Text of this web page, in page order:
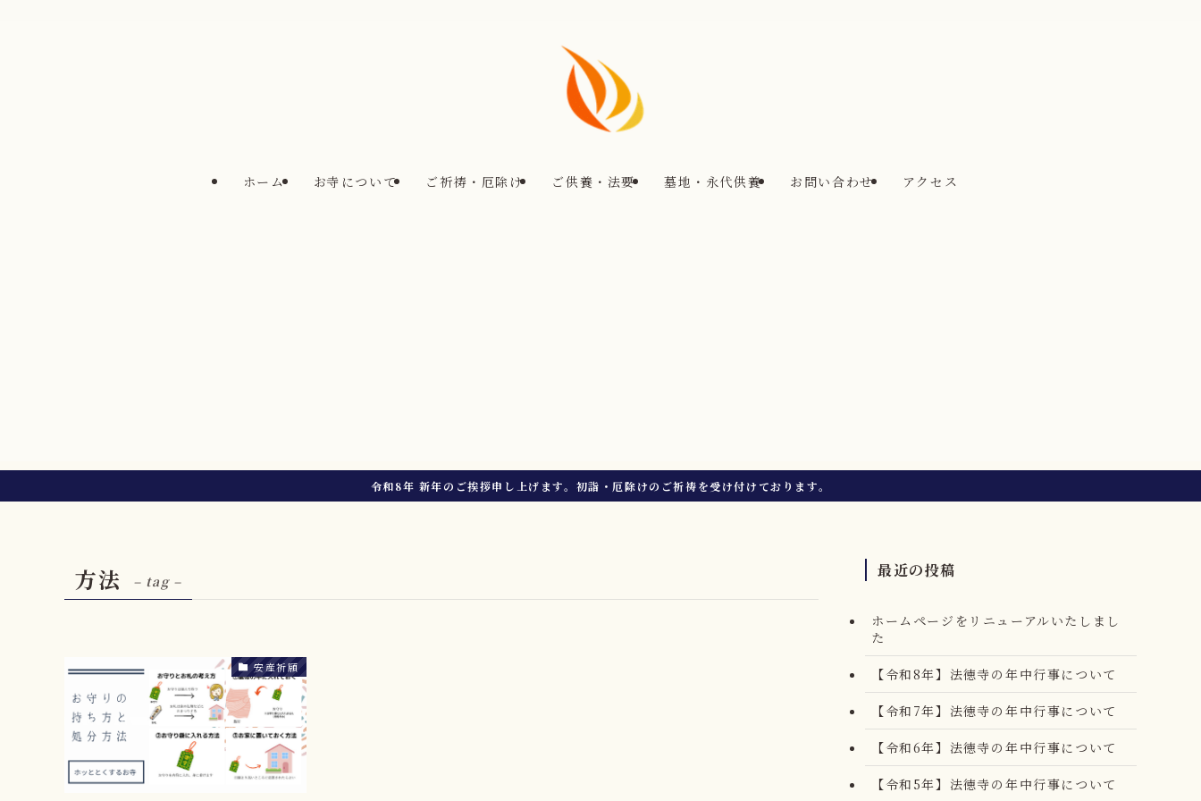
ホーム お寺について ご祈祷・厄除け ご供養・法要 墓地・永代供養 お問い合わせ アクセス
令和8年 新年のご挨拶申し上げます。初詣・厄除けのご祈祷を受け付けております。
方法 – tag –
安産祈願
最近の投稿
ホームページをリニューアルいたしまし
た
【令和8年】法徳寺の年中行事について
【令和7年】法徳寺の年中行事について
【令和6年】法徳寺の年中行事について
【令和5年】法徳寺の年中行事について